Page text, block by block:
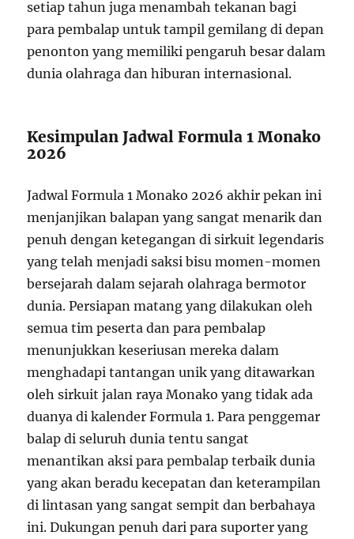
setiap tahun juga menambah tekanan bagi
para pembalap untuk tampil gemilang di depan
penonton yang memiliki pengaruh besar dalam
dunia olahraga dan hiburan internasional.
Kesimpulan Jadwal Formula 1 Monako
2026
Jadwal Formula 1 Monako 2026 akhir pekan ini
menjanjikan balapan yang sangat menarik dan
penuh dengan ketegangan di sirkuit legendaris
yang telah menjadi saksi bisu momen-momen
bersejarah dalam sejarah olahraga bermotor
dunia. Persiapan matang yang dilakukan oleh
semua tim peserta dan para pembalap
menunjukkan keseriusan mereka dalam
menghadapi tantangan unik yang ditawarkan
oleh sirkuit jalan raya Monako yang tidak ada
duanya di kalender Formula 1. Para penggemar
balap di seluruh dunia tentu sangat
menantikan aksi para pembalap terbaik dunia
yang akan beradu kecepatan dan keterampilan
di lintasan yang sangat sempit dan berbahaya
ini. Dukungan penuh dari para suporter yang